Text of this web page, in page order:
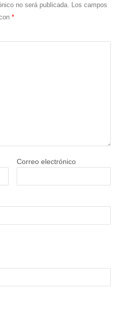
no será publicada.
Los campos
*
Correo electrónico